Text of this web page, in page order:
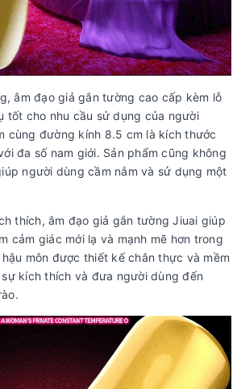
âm đạo giả gắn tường cao cấp kèm lỗ
tốt cho nhu cầu sử dụng của người
cùng đường kính 8.5 cm là kích thước
đa số nam giới. Sản phẩm cũng không
người dùng cầm nắm và sử dụng một
thích, âm đạo giả gắn tường Jiuai giúp
cảm giác mới lạ và mạnh mẽ hơn trong
môn được thiết kế chân thực và mềm
kích thích và đưa người dùng đến